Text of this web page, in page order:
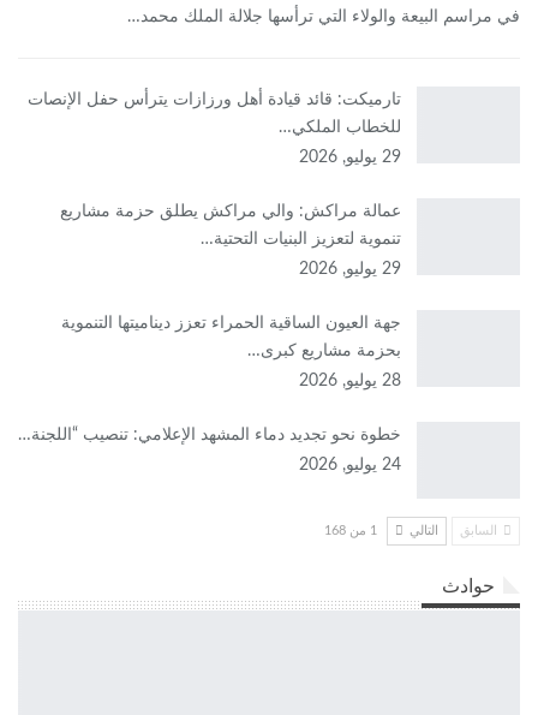
في مراسم البيعة والولاء التي ترأسها جلالة الملك محمد…
تارميكت: قائد قيادة أهل ورزازات يترأس حفل الإنصات
للخطاب الملكي…
29 يوليو, 2026
عمالة مراكش: والي مراكش يطلق حزمة مشاريع
تنموية لتعزيز البنيات التحتية…
29 يوليو, 2026
جهة العيون الساقية الحمراء تعزز ديناميتها التنموية
بحزمة مشاريع كبرى…
28 يوليو, 2026
​خطوة نحو تجديد دماء المشهد الإعلامي: تنصيب “اللجنة…
24 يوليو, 2026
السابق التالي 1 من 168
حوادث